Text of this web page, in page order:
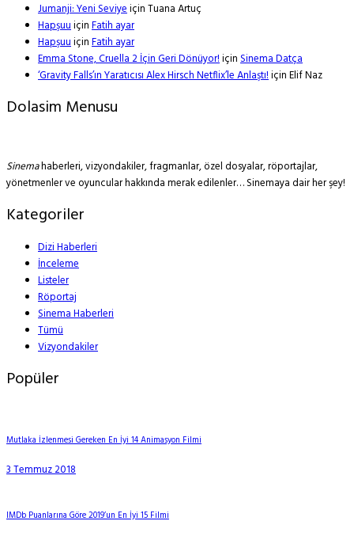
Jumanji: Yeni SeviyeiçinTuana Artuç
HapşuuiçinFatih ayar
HapşuuiçinFatih ayar
Emma Stone, Cruella 2 İçin Geri Dönüyor!içinSinema Datça
‘Gravity Falls’ın Yaratıcısı Alex Hirsch Netflix’le Anlaştı!içinElif Naz
Dolasim Menusu
Sinemahaberleri, vizyondakiler, fragmanlar, özel dosyalar, röportajlar,
yönetmenler ve oyuncular hakkında merak edilenler… Sinemaya dair her şey!
Kategoriler
Dizi Haberleri
İnceleme
Listeler
Röportaj
Sinema Haberleri
Tümü
Vizyondakiler
Popüler
Mutlaka İzlenmesi Gereken En İyi 14 Animasyon Filmi
3 Temmuz 2018
IMDb Puanlarına Göre 2019’un En İyi 15 Filmi